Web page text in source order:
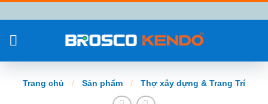
đến
nội
Trang chủ / Sản phẩm / Thợ xây dựng & Trang Trí